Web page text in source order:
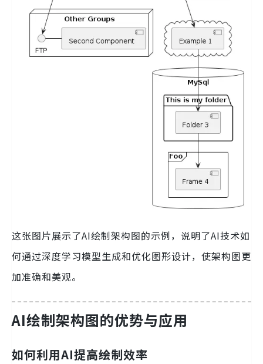
这张图片展示了AI绘制架构图的示例，说明了AI技术如
何通过深度学习模型生成和优化图形设计，使架构图更
加准确和美观。
AI绘制架构图的优势与应用
如何利用AI提高绘制效率